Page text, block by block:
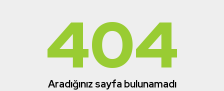
404
Aradığınız sayfa bulunamadı